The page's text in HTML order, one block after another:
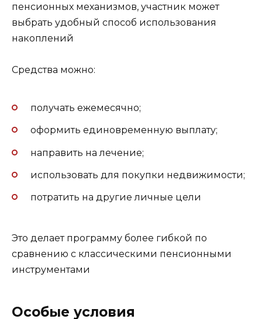
пенсионных механизмов, участник может
выбрать удобный способ использования
накоплений
Средства можно:
получать ежемесячно;
оформить единовременную выплату;
направить на лечение;
использовать для покупки недвижимости;
потратить на другие личные цели
Это делает программу более гибкой по
сравнению с классическими пенсионными
инструментами
Особые условия